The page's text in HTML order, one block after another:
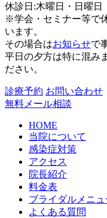
休診日:木曜日・日曜日
※学会・セミナー等で
います。
その場合はお知らせで
平日の夕方は特に混み
ださい。
診療予約 お問い合わせ
無料メール相談
HOME
当院について
感染症対策
アクセス
院長紹介
料金表
ブライダルメニュ
よくある質問